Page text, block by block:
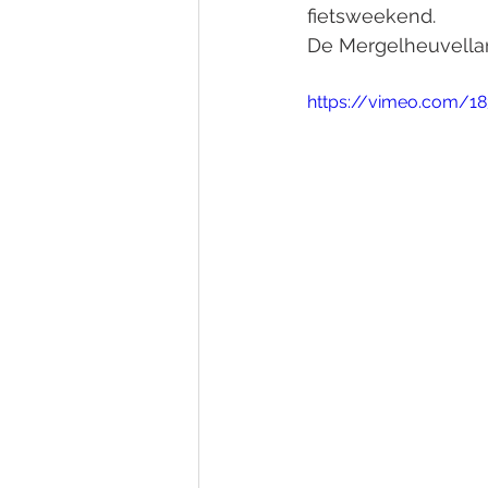
fietsweekend.
De
https://vimeo.com/